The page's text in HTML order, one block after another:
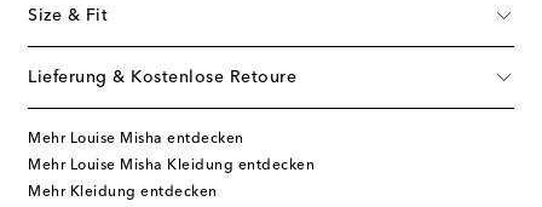
Size & Fit
Lieferung & Kostenlose Retoure
Mehr Louise Misha entdecken
Mehr Louise Misha Kleidung entdecken
Mehr Kleidung entdecken